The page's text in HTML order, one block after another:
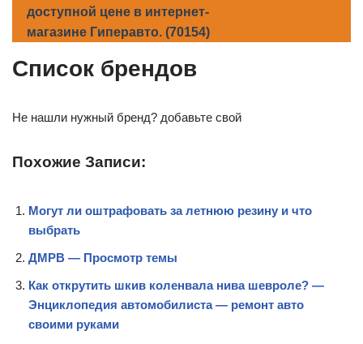
доступной цене в интернет-
магазине Гиперавто. (70154)
Список брендов
Не нашли нужный бренд? добавьте свой
Похожие Записи:
Могут ли оштрафовать за летнюю резину и что
выбрать
ДМРВ — Просмотр темы
Как открутить шкив коленвала нива шевроле? —
Энциклопедия автомобилиста — ремонт авто
своими руками